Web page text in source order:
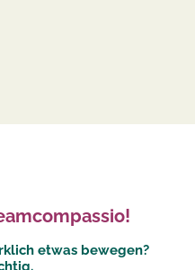
etwas bewegen?